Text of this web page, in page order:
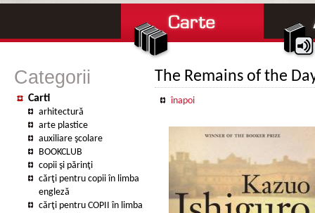
Categorii
Carti
arhitectură
arte plastice
auxiliare şcolare
BOOKCLUB
copii şi părinţi
cărţi pentru copii în limba
engleză
cărţi pentru COPII în limba
The Remains of the
înapoi